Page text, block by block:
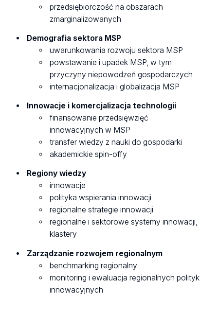
przedsiębiorczość na obszarach
zmarginalizowanych
Demografia sektora MSP
uwarunkowania rozwoju sektora MSP
powstawanie i upadek MSP, w tym
przyczyny niepowodzeń gospodarczych
internacjonalizacja i globalizacja MSP
Innowacje i komercjalizacja technologii
finansowanie przedsięwzięć
innowacyjnych w MSP
transfer wiedzy z nauki do gospodarki
akademickie spin-offy
Regiony wiedzy
innowacje
polityka wspierania innowacji
regionalne strategie innowacji
regionalne i sektorowe systemy innowacji,
klastery
Zarządzanie rozwojem regionalnym
benchmarking regionalny
monitoring i ewaluacja regionalnych polityk
innowacyjnych